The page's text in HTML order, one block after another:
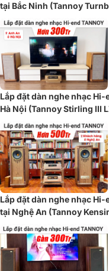
Kích thước các chiều rộng,
và trọng lượng đạt 28,2
người dùng khi lắp đặt, sắp
Mặt trước đầu CD
điều chỉnh thông số với
quá trình hoạt động của
xanh nổi bật cũng được
tại Bắc Ninh (Tannoy
Cambridge Audio CXN100)
Lắp đặt dàn nghe nhạc
Hà Nội (Tannoy Stirling III
Lắp đặt dàn nghe nhạc
tại Nghệ An (Tannoy
Accuphase DP450,...)